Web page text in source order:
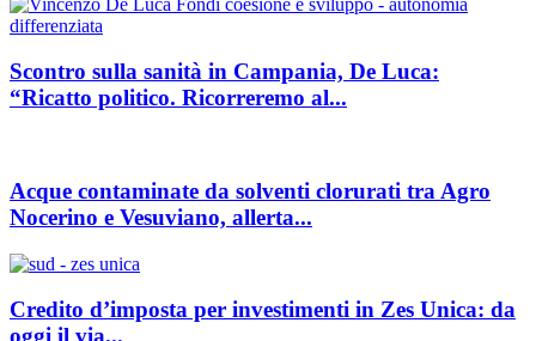
Scontro sulla sanità in Campania, De Luca:
“Ricatto politico. Ricorreremo al...
Acque contaminate da solventi clorurati tra Agro
Nocerino e Vesuviano, allerta...
Credito d’imposta per investimenti in Zes Unica: da
oggi il via...